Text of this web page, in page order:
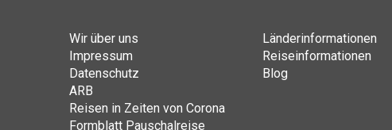
Wir über uns
Impressum
Datenschutz
ARB
Reisen in Zeiten von Corona
Formblatt Pauschalreise
Länderinformationen
Reiseinformationen
Blog